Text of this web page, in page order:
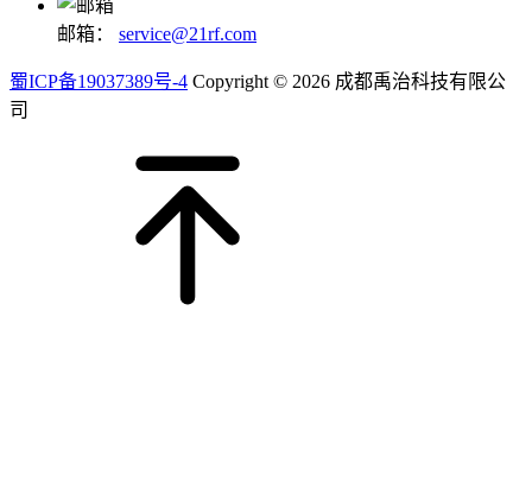
邮箱： service@21rf.com
蜀ICP备19037389号-4 Copyright © 2026 成都禹治科技有限公
司